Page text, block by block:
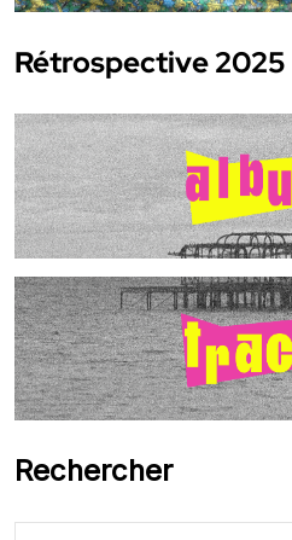
Rétrospective 2025
Rechercher